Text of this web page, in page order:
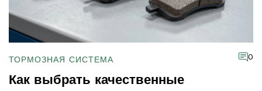
ТОРМОЗНАЯ СИСТЕМА 0
Как выбрать качественные